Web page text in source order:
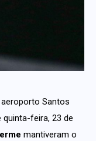
Santos
quinta-feira, 23 de
mantiveram o